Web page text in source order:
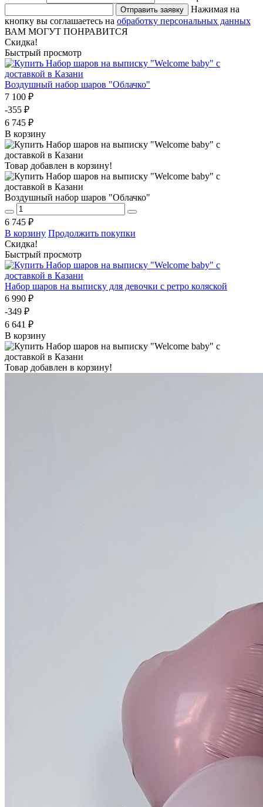
Отправить заявку
Нажимая на
кнопку вы соглашаетесь на обработку персональных данных
ВАМ МОГУТ ПОНРАВИТСЯ
Скидка!
Быстрый просмотр
Воздушный набор шаров "Облачко"
7 100 ₽
-355 ₽
6 745 ₽
В корзину
Товар добавлен в корзину!
Воздушный набор шаров "Облачко"
6 745 ₽
В корзину Продолжить покупки
Скидка!
Быстрый просмотр
Набор шаров на выписку для девочки с ретро коляской
6 990 ₽
-349 ₽
6 641 ₽
В корзину
Товар добавлен в корзину!